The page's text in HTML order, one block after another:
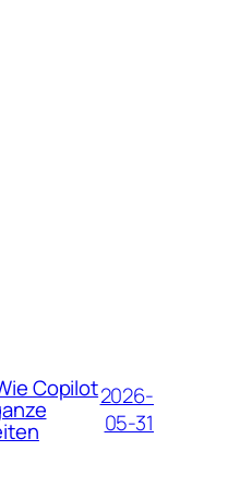
Copilot2026-
05-31